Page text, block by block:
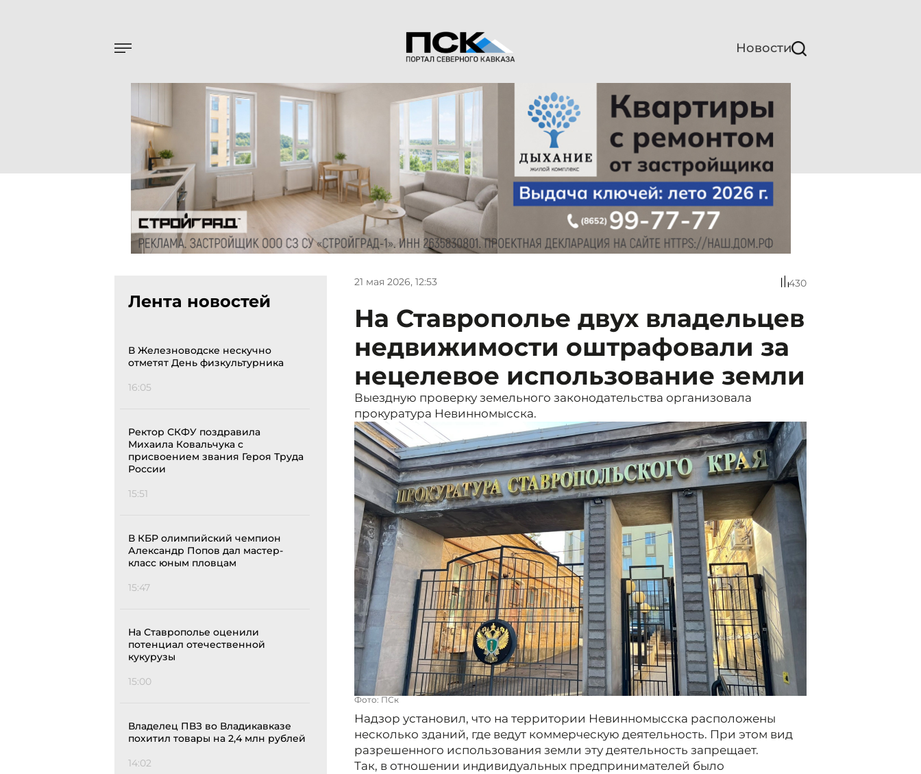
Новости
Лента новостей
В Железноводске нескучно
отметят День физкультурника
16:05
Ректор СКФУ поздравила
Михаила Ковальчука с
присвоением звания Героя Труда
России
15:51
В КБР олимпийский чемпион
Александр Попов дал мастер-
класс юным пловцам
15:47
На Ставрополье оценили
потенциал отечественной
кукурузы
15:00
Владелец ПВЗ во Владикавказе
похитил товары на 2,4 млн рублей
14:02
21 мая 2026, 12:53 430
На Ставрополье двух владельцев
недвижимости оштрафовали за
нецелевое использование земли
Выездную проверку земельного законодательства организовала
прокуратура Невинномысска.
Фото: ПСк
Надзор установил, что на территории Невинномысска расположены
несколько зданий, где ведут коммерческую деятельность. При этом вид
разрешенного использования земли эту деятельность запрещает.
Так, в отношении индивидуальных предпринимателей было